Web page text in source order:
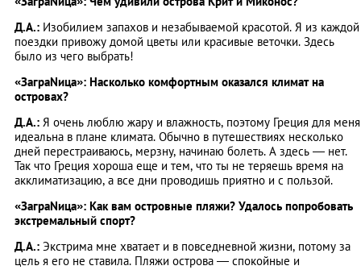
Д.А.: Изобилием запахов и незабываемой красотой. Я из каждой
поездки привожу домой цветы или красивые веточки. Здесь
было из чего выбрать!
«ЗаграNица»: Насколько комфортным оказался климат на
островах?
Д.А.: Я очень люблю жару и влажность, поэтому Греция для меня
идеальна в плане климата. Обычно в путешествиях несколько
дней перестраиваюсь, мерзну, начинаю болеть. А здесь — нет.
Так что Греция хороша еще и тем, что ты не теряешь время на
акклиматизацию, а все дни проводишь приятно и с пользой.
«ЗаграNица»: Как вам островные пляжи? Удалось попробовать
экстремальный спорт?
Д.А.: Экстрима мне хватает и в повседневной жизни, потому за
цель я его не ставила. Пляжи острова — спокойные и